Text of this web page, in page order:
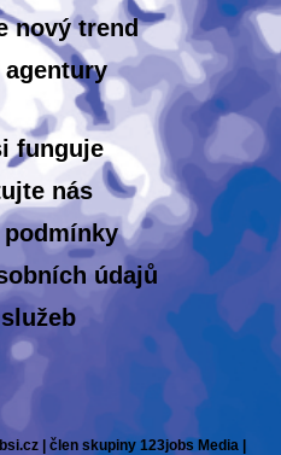
nový trend
funguje
nás
údajů
| člen skupiny 123jobs Media |